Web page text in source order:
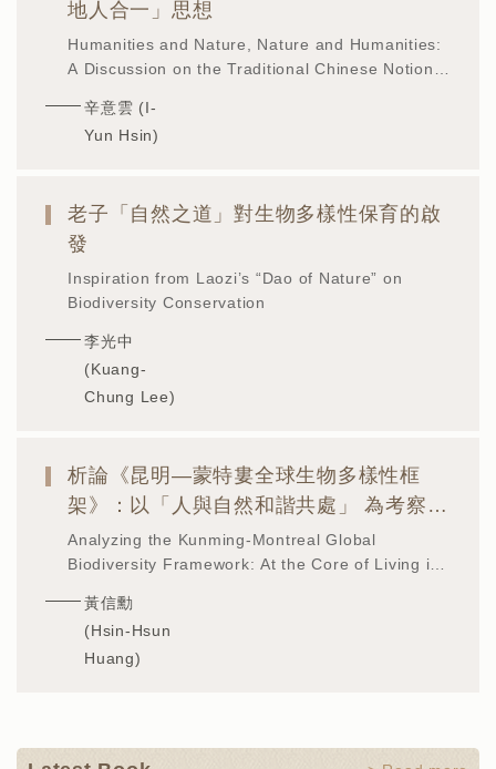
地人合一」思想
Humanities and Nature, Nature and Humanities:
A Discussion on the Traditional Chinese Notion
辛意雲 (I-
Yun Hsin)
老子「自然之道」對生物多樣性保育的啟
發
Inspiration from Laozi’s “Dao of Nature” on
Biodiversity Conservation
李光中
(Kuang-
Chung Lee)
析論《昆明—蒙特婁全球生物多樣性框
架》：以「人與自然和諧共處」 為考察核
心
Analyzing the Kunming-Montreal Global
Biodiversity Framework: At the Core of Living in
黃信勳
(Hsin-Hsun
Huang)